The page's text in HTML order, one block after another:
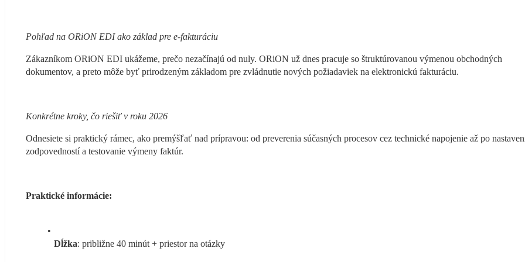
Pohľad na ORiON EDI ako základ pre e-fakturáciu
Zákazníkom ORiON EDI ukážeme, prečo nezačínajú od nuly. ORiON už dnes pracuje so štruktúrovanou výmenou obchodných
dokumentov, a preto môže byť prirodzeným základom pre zvládnutie nových požiadaviek na elektronickú fakturáciu.
Konkrétne kroky, čo riešiť v roku 2026
Odnesiete si praktický rámec, ako premýšľať nad prípravou: od preverenia súčasných procesov cez technické napojenie až po
zodpovedností a testovanie výmeny faktúr.
Praktické informácie:
Dĺžka: približne 40 minút + priestor na otázky